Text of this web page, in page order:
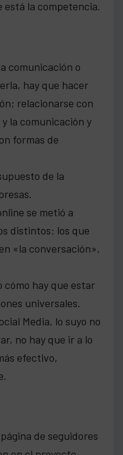
está la competencia.
comunicación o
hay que hacer
relacionarse con
la comunicación y
formas de
de la
se metió a
distintos: los que
«la conversación»,
hay que estar
universales.
Media, lo suyo no
no hay que ir a lo
efectivo,
de seguidores